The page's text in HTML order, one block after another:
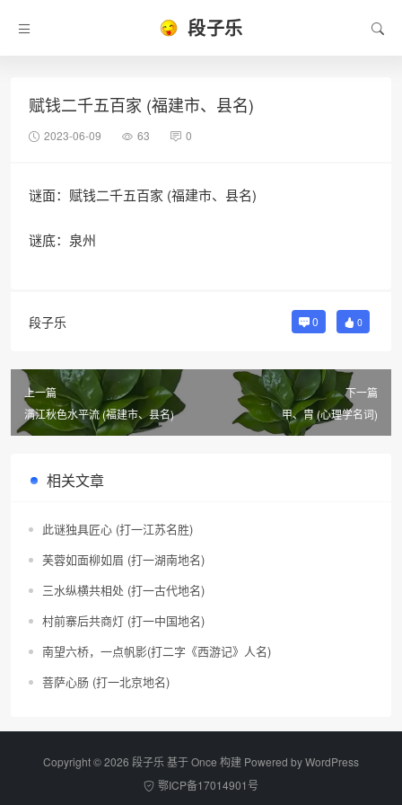
段子乐
赋钱二千五百家 (福建市、县名)
2023-06-09 63 0
谜面：赋钱二千五百家 (福建市、县名)
谜底：泉州
段子乐 0 0
上一篇
满江秋色水平流 (福建市、县名)
下一篇
甲、胄 (心理学名词)
相关文章
此谜独具匠心 (打一江苏名胜)
芙蓉如面柳如眉 (打一湖南地名)
三水纵横共相处 (打一古代地名)
村前寨后共商灯 (打一中国地名)
南望六桥，一点帆影(打二字《西游记》人名)
菩萨心肠 (打一北京地名)
Copyright © 2026 段子乐 基于 Once 构建 Powered byWordPress
鄂ICP备17014901号